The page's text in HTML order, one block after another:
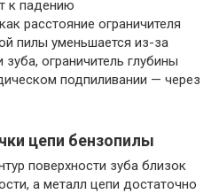
к падению
расстояние ограничителя
пилы уменьшается из-за
ограничитель глубины
подпиливании — через
цепи бензопилы
поверхности зуба близок
а металл цепи достаточно